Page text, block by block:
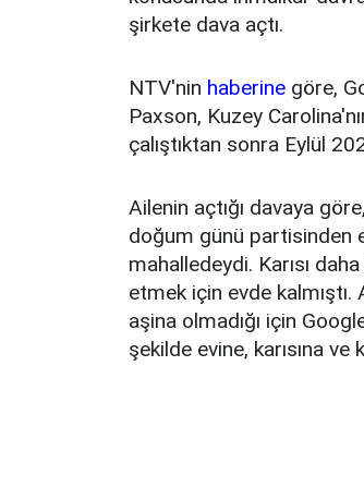
şirkete dava açtı.
NTV'nin haberine göre,
Paxson, Kuzey
çalıştıktan sonra Eylül
Ailenin açtığı davaya
doğum günü partisinden
mahalledeydi. Karısı
etmek için evde
aşina olmadığı için
şekilde evine, karısına